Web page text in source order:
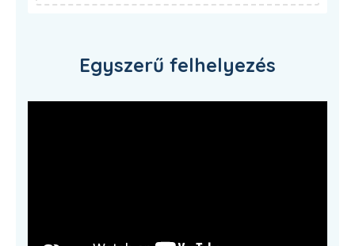
Egyszerű felhelyezés